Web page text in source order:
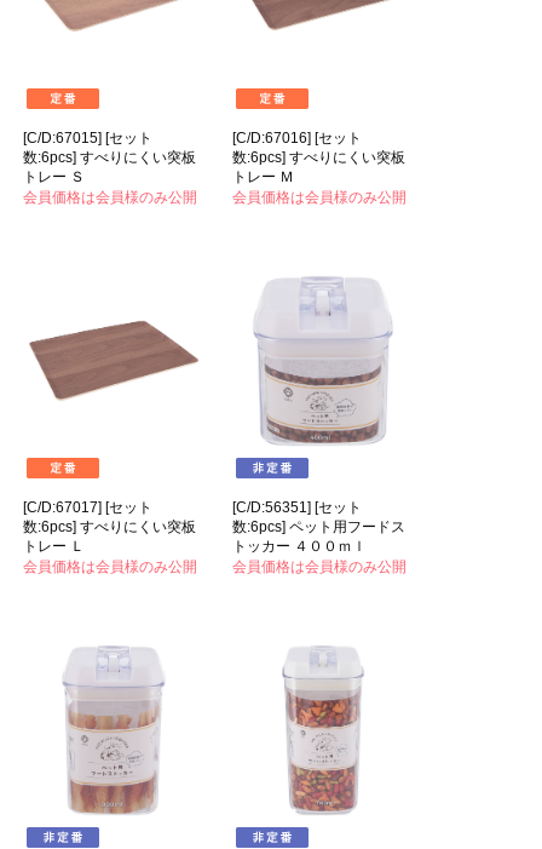
[C/D:67015] [セット
数:6pcs] すべりにくい突板
トレー Ｓ
会員価格は会員様のみ公開
[C/D:67016] [セット
数:6pcs] すべりにくい突板
トレー Ｍ
会員価格は会員様のみ公開
[C/D:67017] [セット
数:6pcs] すべりにくい突板
トレー Ｌ
会員価格は会員様のみ公開
[C/D:56351] [セット
数:6pcs] ペット用フードス
トッカー ４００ｍｌ
会員価格は会員様のみ公開